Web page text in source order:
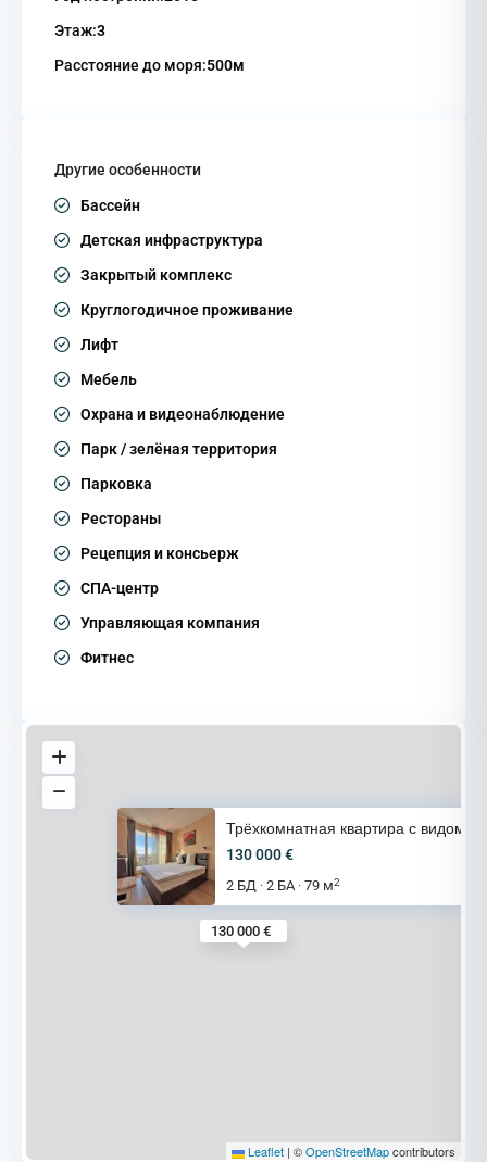
Этаж:3
Расстояние до моря:500м
Другие особенности
Бассейн
Детская инфраструктура
Закрытый комплекс
Круглогодичное проживание
Лифт
Мебель
Охрана и видеонаблюдение
Парк / зелёная территория
Парковка
Рестораны
Рецепция и консьерж
СПА-центр
Управляющая компания
Фитнес
130 000 €
Трёхкомнатная квартира с видом
130 000 €
2 БД · 2 БА · 79 м2
Leaflet | ©OpenStreetMapcontributors